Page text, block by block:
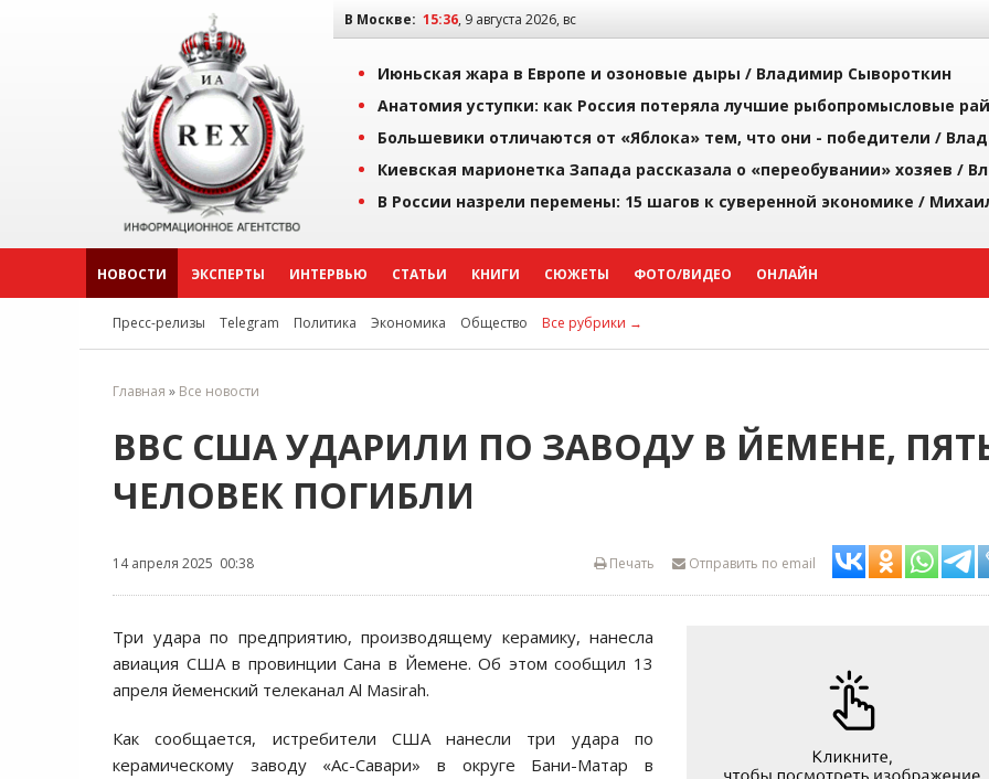
В Москве: 15:36, 9 августа 2026, вс
Июньская жара в Европе и озоновые дыры / Владимир Сывороткин
Анатомия уступки: как Россия потеряла лучшие рыбопромысловые
Большевики отличаются от «Яблока» тем, что они - победители /
Киевская марионетка Запада рассказала о «переобувании» хозяев /
В России назрели перемены: 15 шагов к суверенной экономике /
НОВОСТИ ЭКСПЕРТЫ ИНТЕРВЬЮ СТАТЬИ КНИГИ СЮЖЕТЫ ФОТО/ВИДЕО ОНЛАЙН
Пресс-релизы Telegram Политика Экономика Общество Все рубрики →
Главная » Все новости
ВВС США УДАРИЛИ ПО ЗАВОДУ В ЙЕМЕНЕ,
ЧЕЛОВЕК ПОГИБЛИ
14 апреля 2025 00:38 Отправить по email
Печать
Три удара по предприятию, производящему керамику, нанесла
авиация США в провинции Сана в Йемене. Об этом сообщил 13
апреля йеменский телеканал Al Masirah.
Как сообщается, истребители США нанесли три удара по
керамическому заводу «Ас-Савари» в округе Бани-Матар в